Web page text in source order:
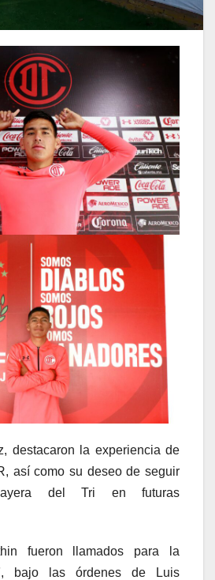
destacaron la experiencia de
así como su deseo de seguir
del Tri en futuras
fueron llamados para la
bajo las órdenes de Luis